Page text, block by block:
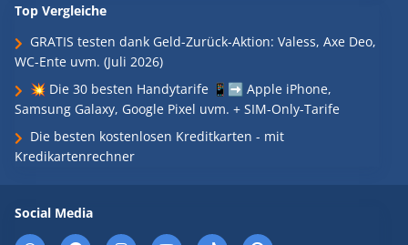
Top Vergleiche
GRATIS testen dank Geld-Zurück-Aktion: Valess, Axe Deo,
WC-Ente uvm. (Juli 2026)
💥 Die 30 besten Handytarife 📱➡️ Apple iPhone,
Samsung Galaxy, Google Pixel uvm. + SIM-Only-Tarife
Die besten kostenlosen Kreditkarten - mit
Kredikartenrechner
Social Media